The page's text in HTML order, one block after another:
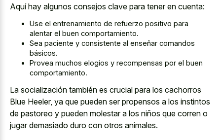
Aquí hay algunos consejos clave para tener en cuenta:
Use el entrenamiento de refuerzo positivo para
alentar el buen comportamiento.
Sea paciente y consistente al enseñar comandos
básicos.
Provea muchos elogios y recompensas por el buen
comportamiento.
La socialización también es crucial para los cachorros
Blue Heeler, ya que pueden ser propensos a los instintos
de pastoreo y pueden molestar a los niños que corren o
jugar demasiado duro con otros animales.